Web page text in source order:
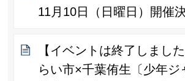
11月10日（日曜日）開催決
【イベントは終了しまし
らい市×千葉侑生〔少年ジ